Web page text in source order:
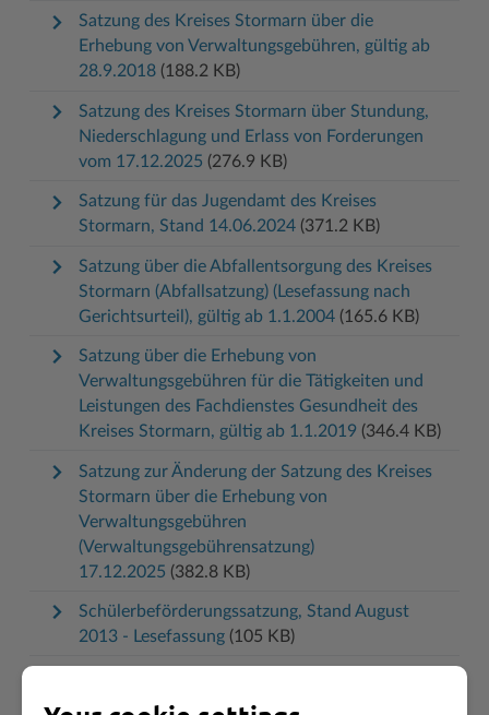
Satzung des Kreises Stormarn über die
Erhebung von Verwaltungsgebühren, gültig ab
28.9.2018 (188.2 KB)
Satzung des Kreises Stormarn über Stundung,
Niederschlagung und Erlass von Forderungen
vom 17.12.2025 (276.9 KB)
Satzung für das Jugendamt des Kreises
Stormarn, Stand 14.06.2024 (371.2 KB)
Satzung über die Abfallentsorgung des Kreises
Stormarn (Abfallsatzung) (Lesefassung nach
Gerichtsurteil), gültig ab 1.1.2004 (165.6 KB)
Satzung über die Erhebung von
Verwaltungsgebühren für die Tätigkeiten und
Leistungen des Fachdienstes Gesundheit des
Kreises Stormarn, gültig ab 1.1.2019 (346.4 KB)
Satzung zur Änderung der Satzung des Kreises
Stormarn über die Erhebung von
Verwaltungsgebühren
(Verwaltungsgebührensatzung)
17.12.2025 (382.8 KB)
Schülerbeförderungssatzung, Stand August
2013 - Lesefassung (105 KB)
Abfallentsorgung, gültig ab 1.1.2024